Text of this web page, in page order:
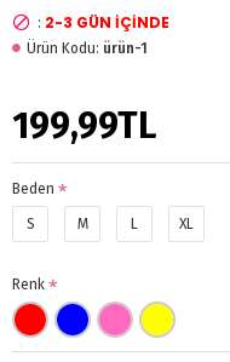
199,99TL
: 2-3 GÜN IÇINDE
Ürün Kodu: ürün-1
Beden
S M L XL
Renk